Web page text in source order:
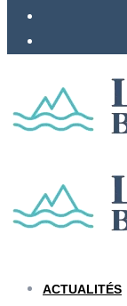
ACTUALITÉS